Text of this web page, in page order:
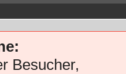
Besucher,